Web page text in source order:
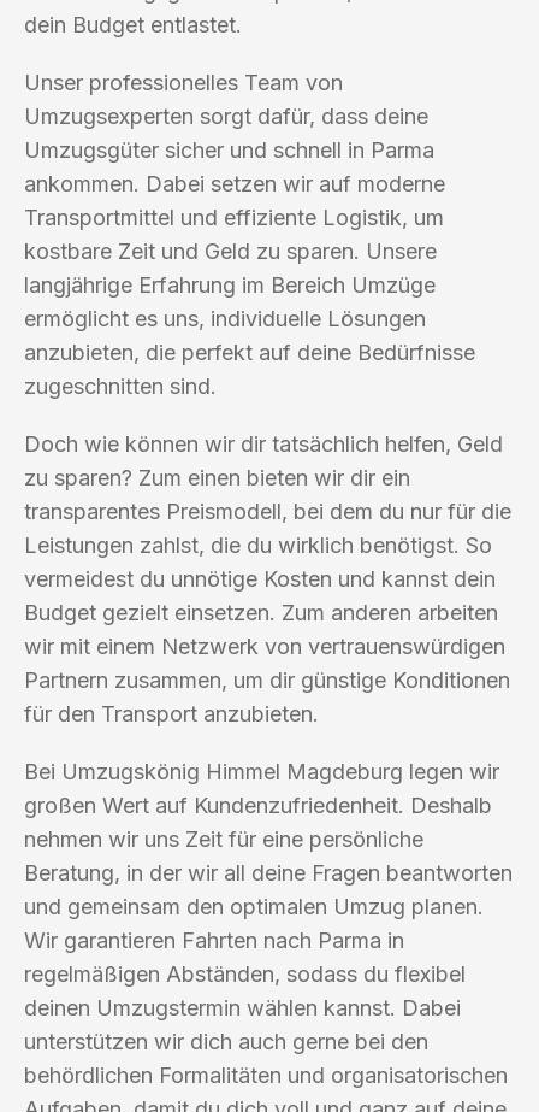
dein Budget entlastet.
Unser professionelles Team von
Umzugsexperten sorgt dafür, dass deine
Umzugsgüter sicher und schnell in Parma
ankommen. Dabei setzen wir auf moderne
Transportmittel und effiziente Logistik, um
kostbare Zeit und Geld zu sparen. Unsere
langjährige Erfahrung im Bereich Umzüge
ermöglicht es uns, individuelle Lösungen
anzubieten, die perfekt auf deine Bedürfnisse
zugeschnitten sind.
Doch wie können wir dir tatsächlich helfen, Geld
zu sparen? Zum einen bieten wir dir ein
transparentes Preismodell, bei dem du nur für die
Leistungen zahlst, die du wirklich benötigst. So
vermeidest du unnötige Kosten und kannst dein
Budget gezielt einsetzen. Zum anderen arbeiten
wir mit einem Netzwerk von vertrauenswürdigen
Partnern zusammen, um dir günstige Konditionen
für den Transport anzubieten.
Bei Umzugskönig Himmel Magdeburg legen wir
großen Wert auf Kundenzufriedenheit. Deshalb
nehmen wir uns Zeit für eine persönliche
Beratung, in der wir all deine Fragen beantworten
und gemeinsam den optimalen Umzug planen.
Wir garantieren Fahrten nach Parma in
regelmäßigen Abständen, sodass du flexibel
deinen Umzugstermin wählen kannst. Dabei
unterstützen wir dich auch gerne bei den
behördlichen Formalitäten und organisatorischen